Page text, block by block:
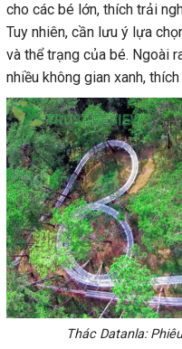
cho các bé lớn, thích trải
Tuy nhiên, cần lưu ý lựa
và thể trạng của bé. Ngoài
nhiều không gian xanh,
Thác Datanla: